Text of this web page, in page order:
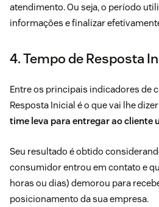
atendimento. Ou seja, o período
informações e finalizar
4. Tempo de Resposta
Entre os principais indicadores de
Resposta Inicial é o que vai lhe dizer
time leva para entregar ao cliente
Seu resultado é obtido
consumidor entrou em contato e
horas ou dias) demorou para
posicionamento da sua empresa.